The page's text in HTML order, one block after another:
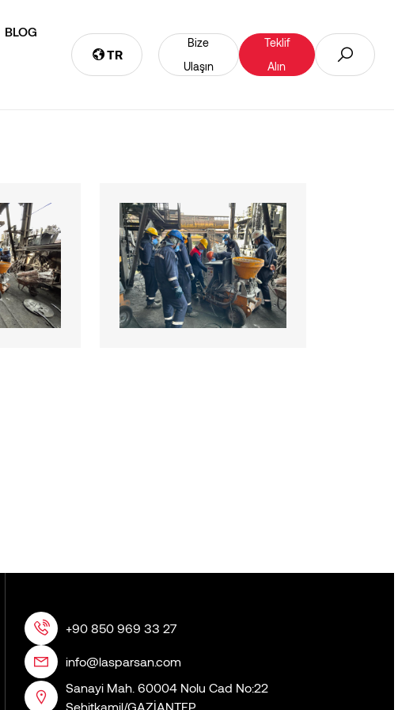
BLOG
TR
Bize
Ulaşın
Teklif
Alın
+90 850 969 33 27
info@lasparsan.com
Sanayi Mah. 60004 Nolu Cad No:22
Şehitkamil/GAZİANTEP